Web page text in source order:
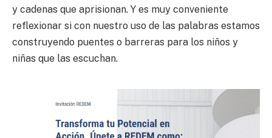
y cadenas que aprisionan. Y es muy conveniente
reflexionar si con nuestro uso de las palabras estamos
construyendo puentes o barreras para los niños y
niñas que las escuchan.